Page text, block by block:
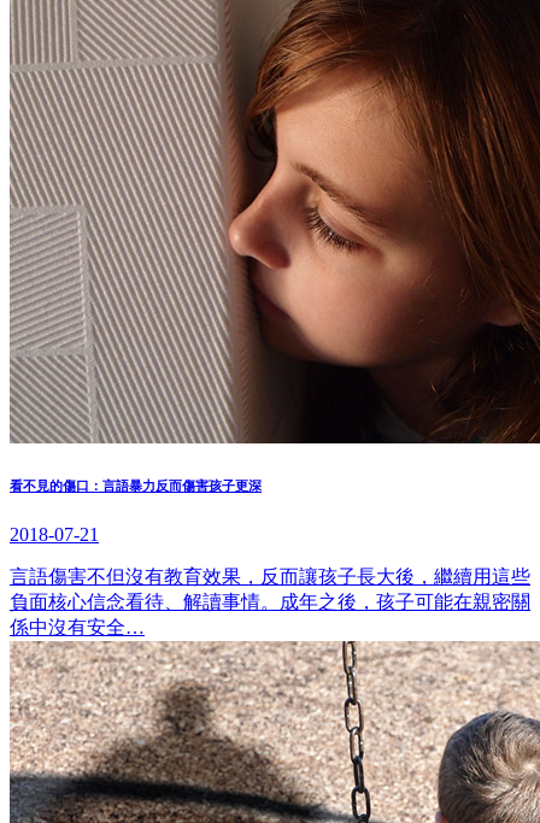
看不見的傷口：言語暴力反而傷害孩子更深
2018-07-21
言語傷害不但沒有教育效果，反而讓孩子長大後，繼續用這些
負面核心信念看待、解讀事情。成年之後，孩子可能在親密關
係中沒有安全…